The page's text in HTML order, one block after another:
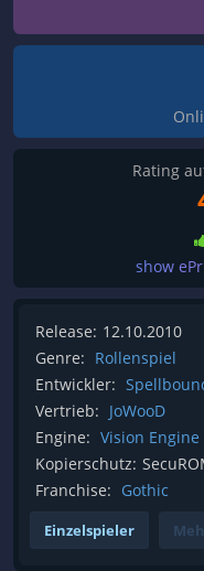
Rating
show
Release: 12.10.2010
Genre: Rollenspiel
Entwickler:
Vertrieb: JoWooD
Engine: Vision Engine
Kopierschutz:
Franchise: Gothic
Einzelspieler